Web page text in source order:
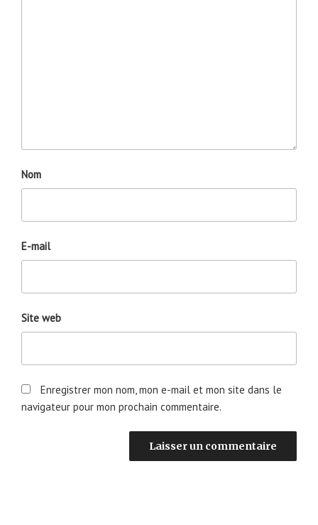
Nom
E-mail
Site web
Enregistrer mon nom, mon e-mail et mon site dans le
navigateur pour mon prochain commentaire.